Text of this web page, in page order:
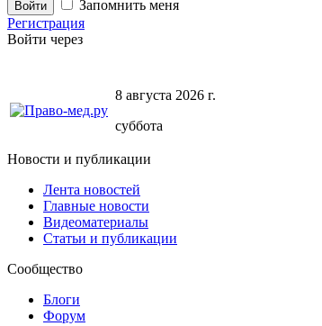
Запомнить меня
Регистрация
Войти через
8 августа 2026 г.
суббота
Новости и публикации
Лента новостей
Главные новости
Видеоматериалы
Статьи и публикации
Сообщество
Блоги
Форум